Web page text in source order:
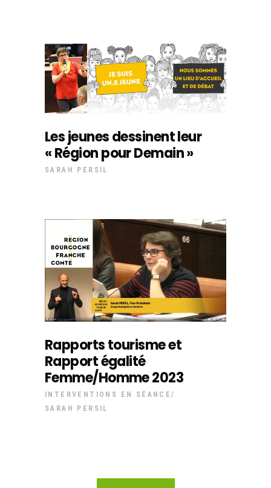
Les jeunes dessinent leur
« Région pour Demain »
SARAH PERSIL
Rapports tourisme et
Rapport égalité
Femme/Homme 2023
INTERVENTIONS EN SÉANCE
SARAH PERSIL